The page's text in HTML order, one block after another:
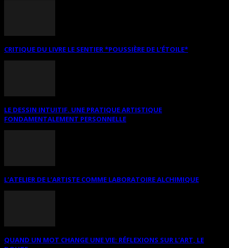
CRITIQUE DU LIVRE LE SENTIER *POUSSIÈRE DE L’ÉTOILE*
LE DESSIN INTUITIF. UNE PRATIQUE ARTISTIQUE
FONDAMENTALEMENT PERSONNELLE
L’ATELIER DE L’ARTISTE COMME LABORATOIRE ALCHIMIQUE
QUAND UN MOT CHANGE UNE VIE: RÉFLEXIONS SUR L’ART, LE